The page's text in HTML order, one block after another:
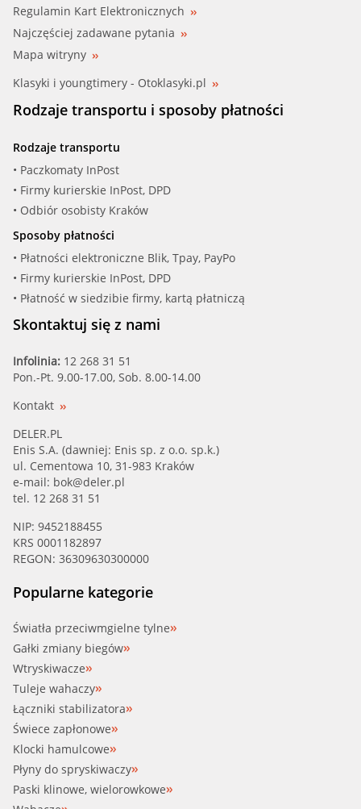
Regulamin Kart Elektronicznych
Najczęściej zadawane pytania
Mapa witryny
Klasyki i youngtimery - Otoklasyki.pl
Rodzaje transportu i sposoby płatności
Rodzaje transportu
• Paczkomaty InPost
• Firmy kurierskie InPost, DPD
• Odbiór osobisty Kraków
Sposoby płatności
• Płatności elektroniczne Blik, Tpay, PayPo
• Firmy kurierskie InPost, DPD
• Płatność w siedzibie firmy, kartą płatniczą
Skontaktuj się z nami
Infolinia: 12 268 31 51
Pon.-Pt. 9.00-17.00, Sob. 8.00-14.00
Kontakt
DELER.PL
Enis S.A. (dawniej: Enis sp. z o.o. sp.k.)
ul. Cementowa 10, 31-983 Kraków
e-mail: bok@deler.pl
tel. 12 268 31 51
NIP: 9452188455
KRS 0001182897
REGON: 36309630300000
Popularne kategorie
Światła przeciwmgielne tylne
Gałki zmiany biegów
Wtryskiwacze
Tuleje wahaczy
Łączniki stabilizatora
Świece zapłonowe
Klocki hamulcowe
Płyny do spryskiwaczy
Paski klinowe, wielorowkowe